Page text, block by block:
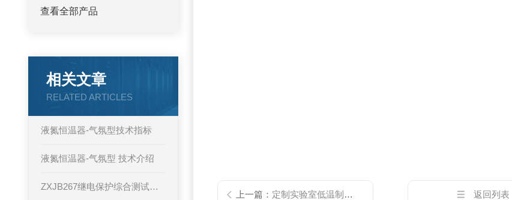
上一篇： 定制实验室低温制冷设备-气氛型液氮恒温器 返回列表
查看全部产品
相关文章
RELATED ARTICLES
液氮恒温器-气氛型技术指标
液氮恒温器-气氛型 技术介绍
ZXJB267继电保护综合测试仪技术参数